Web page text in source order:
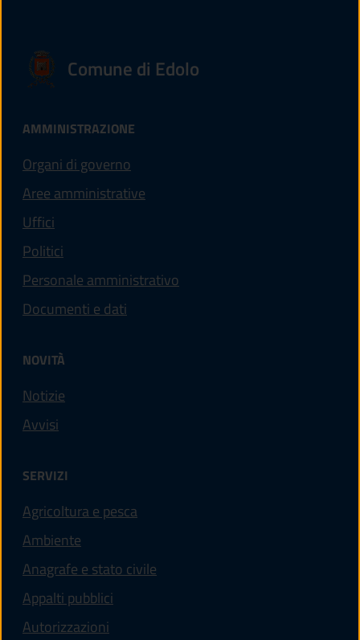
Comune di Edolo
AMMINISTRAZIONE
Organi di governo
Aree amministrative
Uffici
Politici
Personale amministrativo
Documenti e dati
NOVITÀ
Notizie
Avvisi
SERVIZI
Agricoltura e pesca
Ambiente
Anagrafe e stato civile
Appalti pubblici
Autorizzazioni